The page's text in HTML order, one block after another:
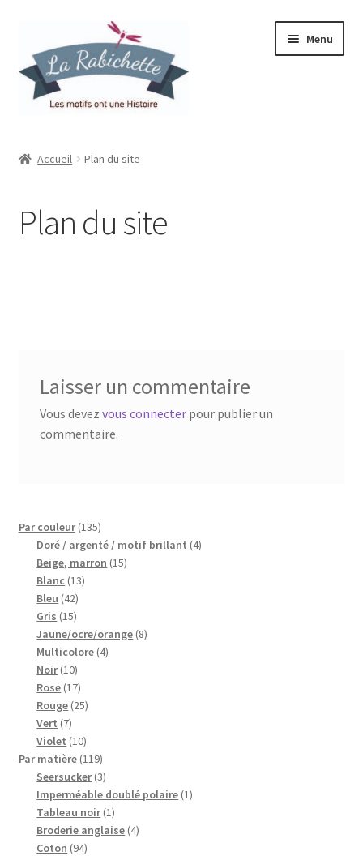
la
navigation
contenu
Menu
Ma liste de souhaits
My Account
Wishlist
Panier
Plan du site
Possibilité de retrait gratuit
Track your order
#6710 (pas de titre)
Blog
Qui suis je ?
CGV
Accueil Plan du site
Plan du site
Laisser un commentaire
Vous devez vous connecterpour publier un
commentaire.
Par couleur 135135
produits
Doré / argenté / motif brillant 44
Beige, marron 1515
Blanc 1313
Bleu 4242
produits
Gris 1515
produits
Jaune/ocre/orange 88
Multicolore 44
Noir 1010
produits
Rose 1717
produits
Rouge 2525
Vert 77
produits
Violet 1010
produits
Par matière 119119
produits
Seersucker 33
produits
Imperméable doublé polaire 11
Tableau noir 11
produit
Broderie anglaise 44
Coton 9494